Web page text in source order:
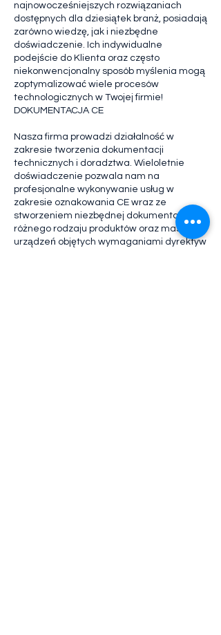
najnowocześniejszych rozwiązaniach
dostępnych dla dziesiątek branż, posiadają
zarówno wiedzę, jak i niezbędne
doświadczenie. Ich indywidualne
podejście do Klienta oraz często
niekonwencjonalny sposób myślenia mogą
zoptymalizować wiele procesów
technologicznych w Twojej firmie!
DOKUMENTACJA CE
Nasza firma prowadzi działalność w
zakresie tworzenia dokumentacji
technicznych i doradztwa. Wieloletnie
doświadczenie pozwala nam na
profesjonalne wykonywanie usług w
zakresie oznakowania CE wraz ze
stworzeniem niezbędnej dokumentacji dla
różnego rodzaju produktów oraz maszyn i
urządzeń objętych wymaganiami dyrektyw